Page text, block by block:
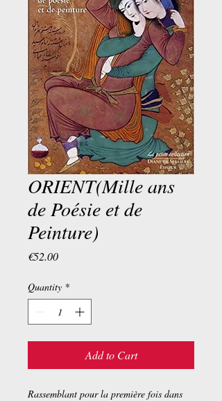
ORIENT(Mille ans
de Poésie et de
Peinture)
€52.00Price
Quantity *
Add to Cart
Rassemblant pour la première fois dans